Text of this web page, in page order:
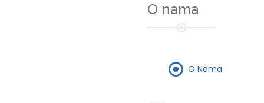
O nama
O Nama